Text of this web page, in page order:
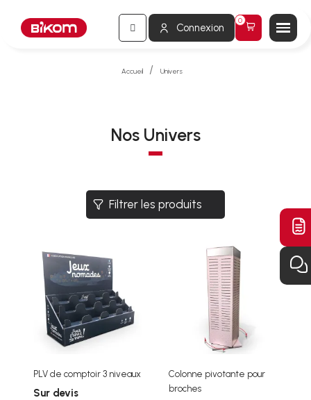
Connexion
Accueil Univers
Nos Univers
Filtrer les produits
PLV de comptoir 3 niveaux
Sur devis
Colonne pivotante pour
broches